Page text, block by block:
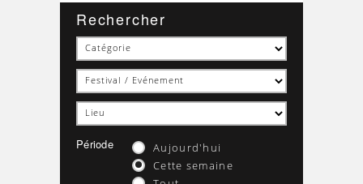
Rechercher
Période
Aujourd'hui
Cette semaine